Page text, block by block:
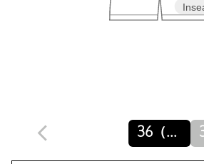
知）、WISE（賢い）、WOMAN（女性）
ーレスに着ていただきたいという思い）の
36（S）